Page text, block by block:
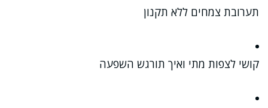
תערובת צמחים ללא תקנון
קושי לצפות מתי ואיך תורגש השפעה